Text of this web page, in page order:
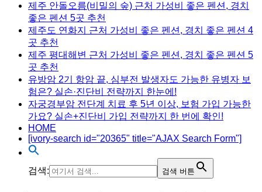
제주 안돌오름(비밀의 숲) 근처 가성비 좋은 펜션, 경치
좋은 펜션 5곳 추천
제주도 연화지 근처 가성비 좋은 펜션, 경치 좋은 펜션 4
곳 추천
제주 평대해변 근처 가성비 좋은 펜션, 경치 좋은 펜션 5
곳 추천
유방암 2기 항암 끝, 심부전 발생자도 가능한 유병자 보
험은? 실손·진단비 전략까지 한눈에!
자궁경부암 전단계 치료 후 5년 이상, 보험 가입 가능한
가요? 실손+진단비 가입 전략까지 한 번에 확인!
HOME
[ivory-search id="20365" title="AJAX Search Form"]
검색: 검색 버튼